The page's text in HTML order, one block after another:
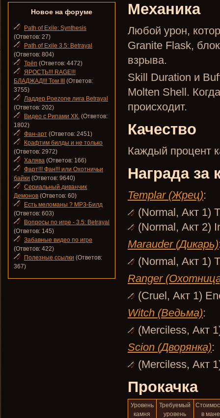
Механика
Любой урон,
Granite Flask,
взрыва.
Skill Duration и
Molten Shell.
происходит.
Качество
Каждый процент
Награда за
Templar (Жрец):
(Normal, Акт 1)
(Normal, Акт 2)
Marauder (Дикарь)
(Normal, Акт 1)
Ranger
(Cruel, Акт 1)
Witch (Ведьма):
(Merciless, Акт
Scion (Дворянка):
(Merciless, Акт
Прокачка
Уровень
камня
Требуемый
уровень
в мане
Новое на форуме
Path of Exile: Synthesis
(Ответов: 27)
Path of Exile 3.5: Betrayal
(Ответов: 804)
Трёп (Ответов: 4472)
ЯРОСТЬ!!! RAGE!!!
БЛАДЖАД!!! Том III
(Ответов:
3755)
Ладдер Poezone лига Betrayal
(Ответов: 202)
Видео с Рипами ХК. (Ответов:
1802)
Фан-арт (Ответов: 2451)
Крафтим билды и не только
(Ответов: 2972)
Халява (Ответов: 166)
Фарт!!! Фан!!! или Охотничьи
байки (Ответов: 9640)
Сериальный диванчик
Демонов (Ответов: 60)
Есть меломаны ? MP3-Билд
(Ответов: 603)
Вопросы по игре - 3.5: Betrayal
(Ответов: 145)
Забавные видео по игре
(Ответов: 422)
Полезные ссылки (Ответов:
367)